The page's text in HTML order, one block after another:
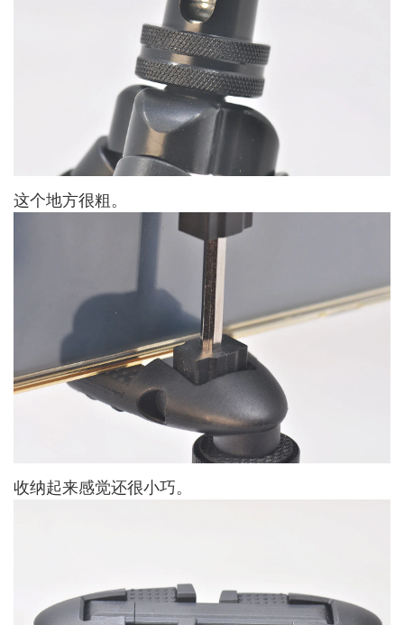
这个地方很粗。
收纳起来感觉还很小巧。